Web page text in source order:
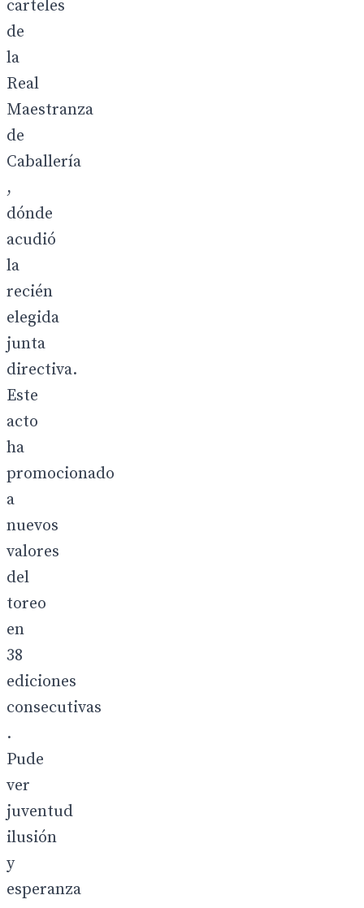
carteles
de
la
Real
Maestranza
de
Caballería
,
dónde
acudió
la
recién
elegida
junta
directiva.
Este
acto
ha
promocionado
a
nuevos
valores
del
toreo
en
38
ediciones
consecutivas
.
Pude
ver
juventud
ilusión
y
esperanza